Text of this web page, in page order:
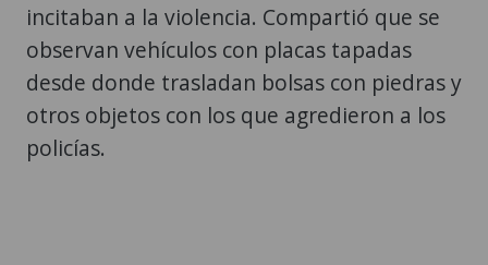
incitaban a la violencia. Compartió que se
observan vehículos con placas tapadas
desde donde trasladan bolsas con piedras y
otros objetos con los que agredieron a los
policías.